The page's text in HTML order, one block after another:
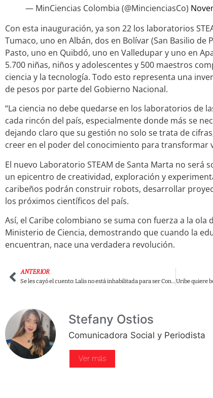
— MinCiencias Colombia (@MincienciasCo)
Con esta inauguración, ya son 22 los laboratorios
Tumaco, uno en Albán, dos en Bolívar (San Basilio de
Pasto, uno en Quibdó, uno en Valledupar y uno en
5.700 niñas, niños y adolescentes y 500 maestros
ciencia y la tecnología. Todo esto representa una
de pesos por parte del Gobierno Nacional.
“La ciencia no debe quedarse en los laboratorios de
cada rincón del país, especialmente donde más se
dejando claro que su gestión no solo se trata de
creer en el poder del conocimiento para transformar
El nuevo Laboratorio STEAM de Santa Marta no será
un epicentro de creatividad, exploración y
caribeños podrán construir robots, desarrollar
los próximos científicos del país.
Así, el Caribe colombiano se suma con fuerza a la
Ministerio de Ciencia, demostrando que cuando la
encuentran, nace una verdadera revolución.
ANTERIOR
Se les cayó el cuento: Lalis no está inhabilitada para ser Congresista y desnuda las mentiras y amarillismo de El Colombiano
Stefany Ostios
Comunicadora Social y Periodista
Ver más